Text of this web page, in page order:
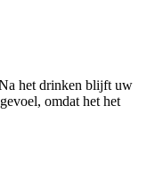
het drinken blijft uw
omdat het het